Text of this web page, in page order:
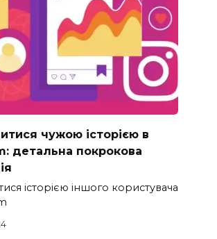
чужою історією в
детальна покрокова
історією іншого користувача